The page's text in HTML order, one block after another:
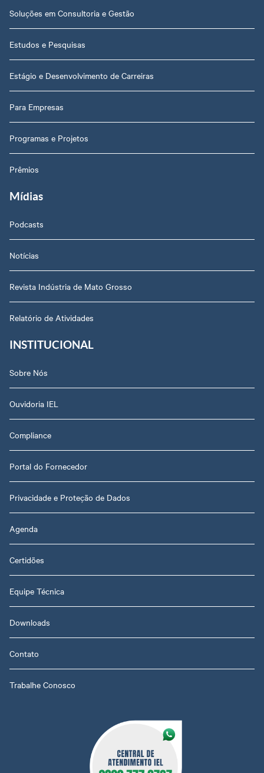
Soluções em Consultoria e Gestão
Estudos e Pesquisas
Estágio e Desenvolvimento de Carreiras
Para Empresas
Programas e Projetos
Prêmios
Mídias
Podcasts
Notícias
Revista Indústria de Mato Grosso
Relatório de Atividades
INSTITUCIONAL
Sobre Nós
Ouvidoria IEL
Compliance
Portal do Fornecedor
Privacidade e Proteção de Dados
Agenda
Certidões
Equipe Técnica
Downloads
Contato
Trabalhe Conosco